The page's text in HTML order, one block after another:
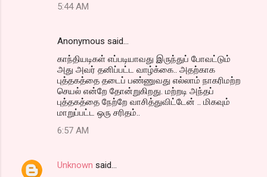
5:44 AM
Anonymous said…
காந்தியடிகள் எப்படியாவது இருந்துப் போவட்டும்
அது அவர் தனிப்பட்ட வாழ்க்கை.. அதற்காக
புத்தகத்தை தடைப் பண்ணுவது எல்லாம் நாகரிமற்ற
செயல் என்றே தோன்றுகிறது. மற்றடி அந்தப்
புத்தகத்தை நேற்றே வாசித்துவிட்டேன் .. மிகவும்
மாறுப்பட்ட ஒரு சரிதம்..
6:57 AM
Unknown said…